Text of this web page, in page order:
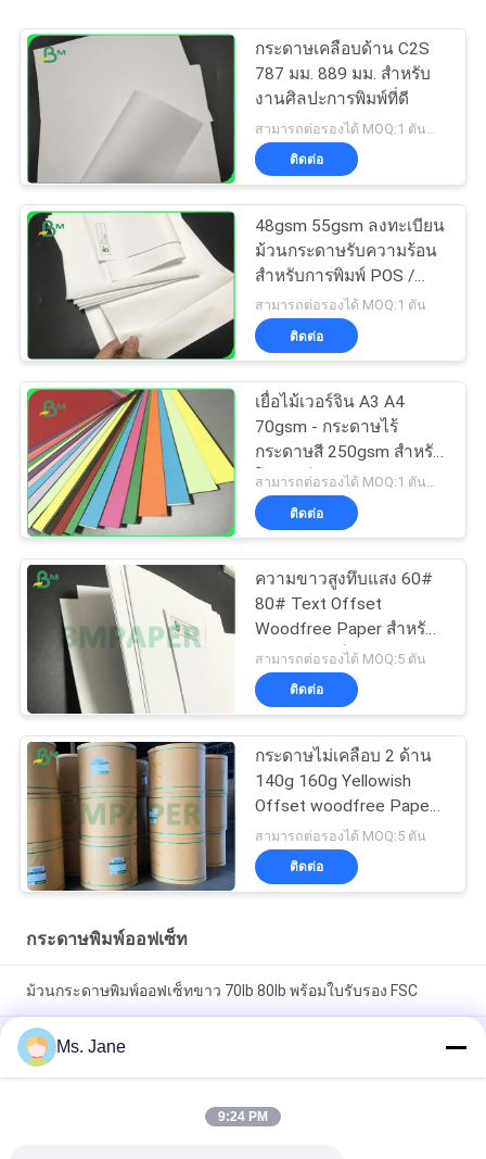
กระดาษเคลือบด้าน C2S
787 มม. 889 มม. สำหรับ
งานศิลปะการพิมพ์ที่ดี
ติดต่อ
48gsm 55gsm ลงทะเบียน
ม้วนกระดาษรับความร้อน
สำหรับการพิมพ์ POS /
ATM
สามารถต่อรองได้ MOQ:1 ตัน
ติดต่อ
เยื่อไม้เวอร์จิน A3 A4
70gsm - กระดาษไร้
กระดาษสี 250gsm สำหรับ
โปสการ์ด
สามารถต่อรองได้ MOQ:1 ตันสำหรับขนาดทั่วไปและ 10 ตันสำหรับขนาดพิเศษ
ติดต่อ
ความขาวสูงทึบแสง 60#
80# Text Offset
Woodfree Paper สำหรับ
วัสดุการพิมพ์
สามารถต่อรองได้ MOQ:5 ตัน
ติดต่อ
กระดาษไม่เคลือบ 2 ด้าน
140g 160g Yellowish
Offset woodfree Paper /
Ivory book paper
สามารถต่อรองได้ MOQ:5 ตัน
ติดต่อ
กระดาษพิมพ์ออฟเซ็ท
ม้วนกระดาษพิมพ์ออฟเซ็ทขาว 70lb 80lb พร้อมใบรับรอง FSC
ขนาด 650/800 มม. ความแข็งสูงและความแข็งแรงเชิงกลกระดาษ
พิมพ์ออฟเซ็ทในม้วน
กระดาษพิมพ์ออฟเซ็ตเคลือบผิว Woodfree สีขาวเกรด A สำหรับ
Ms. Jane
9:24 PM